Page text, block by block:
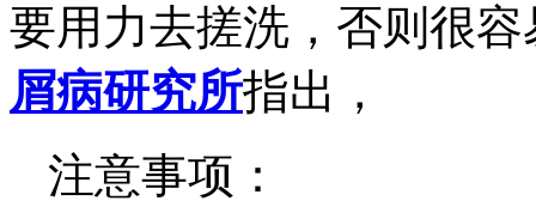
要用力去搓洗，否则很
屑病研究所指出，
注意事项：